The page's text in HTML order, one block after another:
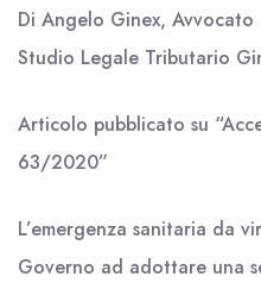
Di Angelo Ginex,
Studio Legale Tributario
Articolo pubblicato su
63/2020”
L’emergenza sanitaria da
Governo ad adottare una